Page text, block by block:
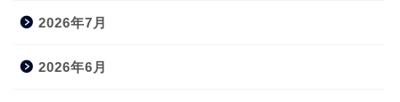
2026年7月
2026年6月